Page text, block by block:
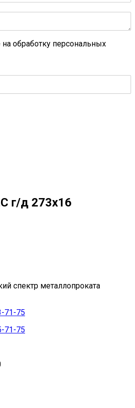
обработку персональных
г/д 273х16
спектр металлопроката
71-75
71-75